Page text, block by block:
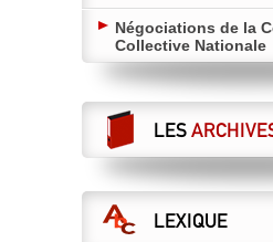
Négociations de la
Collective Nationale
LES
LEXIQUE